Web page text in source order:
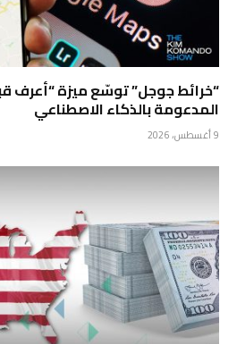
“خرائط جوجل” توسّع ميزة “أعرف
المدعومة بالذكاء الاصطناعي
9 أغسطس، 2026